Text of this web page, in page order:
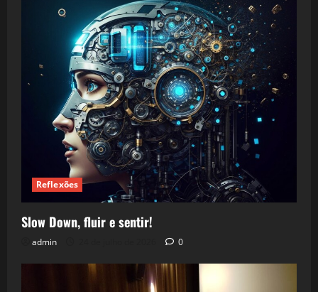
Reflexões
Slow Down, fluir e sentir!
admin 0